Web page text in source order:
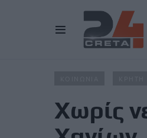
Άρθρα
Χωρίς